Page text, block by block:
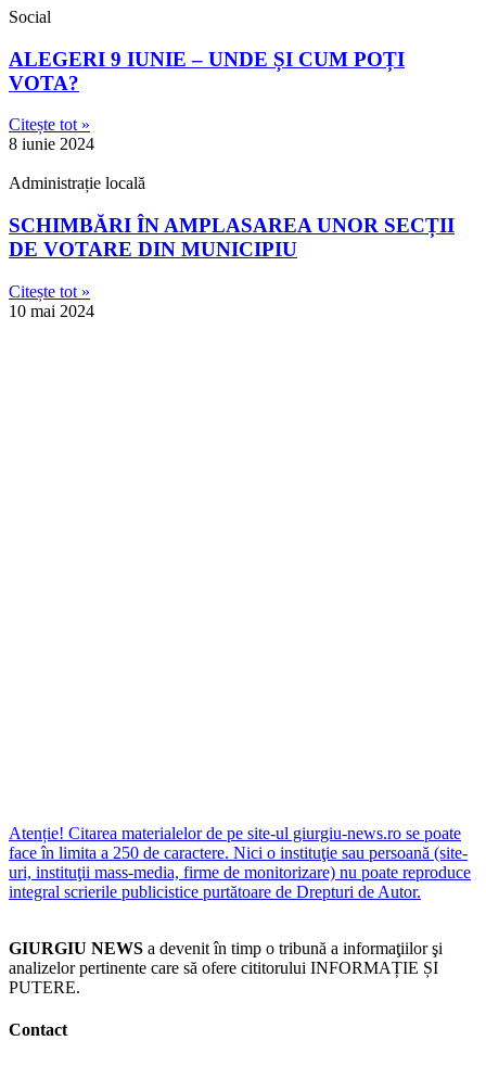
Social
ALEGERI 9 IUNIE – UNDE ȘI CUM POȚI
VOTA?
Citește tot »
8 iunie 2024
Administrație locală
SCHIMBĂRI ÎN AMPLASAREA UNOR SECȚII
DE VOTARE DIN MUNICIPIU
Citește tot »
10 mai 2024
Atenție! Citarea materialelor de pe site-ul giurgiu-news.ro se poate
face în limita a 250 de caractere. Nici o instituţie sau persoană (site-
uri, instituţii mass-media, firme de monitorizare) nu poate reproduce
integral scrierile publicistice purtătoare de Drepturi de Autor.
GIURGIU NEWS a devenit în timp o tribună a informaţiilor şi
analizelor pertinente care să ofere cititorului INFORMAȚIE ȘI
PUTERE.
Contact